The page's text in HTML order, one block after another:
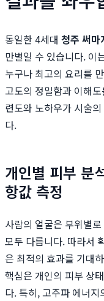
동일한 4세대 청주 써마
만별일 수 있습니다. 이
누구나 최고의 요리를
고도의 정밀함과 이해
련도와 노하우가 시술
다.
개인별 피부 분
항값 측정
사람의 얼굴은 부위별
모두 다릅니다. 따라서
은 최적의 효과를 기대
핵심은 개인의 피부 상
다. 특히, 고주파 에너